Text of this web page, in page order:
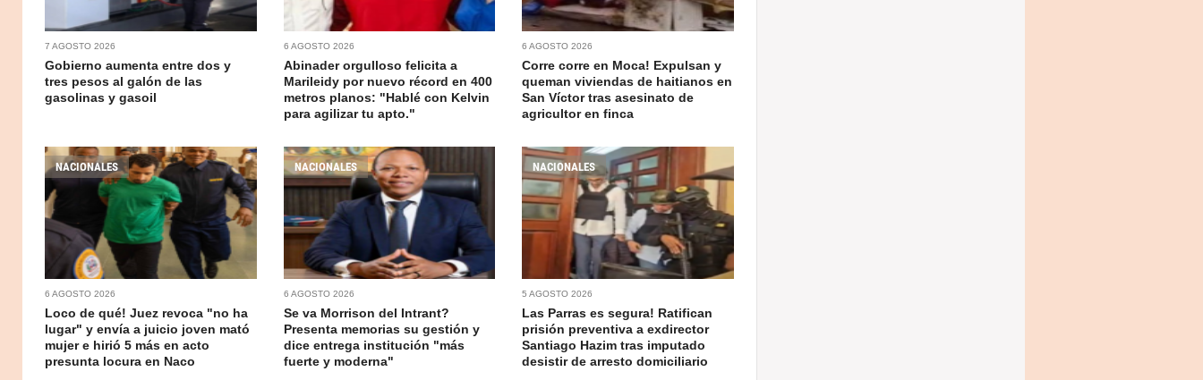
7 AGOSTO 2026
Gobierno aumenta entre dos y
tres pesos al galón de las
gasolinas y gasoil
6 AGOSTO 2026
Abinader orgulloso felicita a
Marileidy por nuevo récord en 400
metros planos: "Hablé con Kelvin
para agilizar tu apto."
6 AGOSTO 2026
Corre corre en Moca! Expulsan y
queman viviendas de haitianos en
San Víctor tras asesinato de
agricultor en finca
NACIONALES
6 AGOSTO 2026
Loco de qué! Juez revoca "no ha
lugar" y envía a juicio joven mató
mujer e hirió 5 más en acto
presunta locura en Naco
NACIONALES
6 AGOSTO 2026
Se va Morrison del Intrant?
Presenta memorias su gestión y
dice entrega institución "más
fuerte y moderna"
NACIONALES
5 AGOSTO 2026
Las Parras es segura! Ratifican
prisión preventiva a exdirector
Santiago Hazim tras imputado
desistir de arresto domiciliario